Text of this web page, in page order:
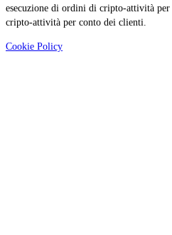
esecuzione di ordini di cripto-attività
cripto-attività per conto dei clienti.
Cookie Policy